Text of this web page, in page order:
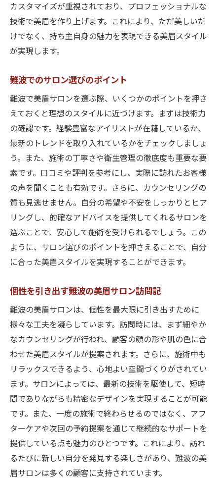
カスタマイズが重視されており、プロフェッショナルな
技術で美眉を作り上げます。これにより、ただ美しいだ
けでなく、持ち主自身の魅力を表現できる美眉スタイル
が実現します。
難波でのサロン選びのポイント
難波で美眉サロンを選ぶ際、いくつかのポイントを押さ
えておくと理想のスタイルに近づけます。まずは技術力
の確認です。経験豊富なアイリストが在籍しているか、
最新のトレンドを取り入れているかをチェックしましょ
う。また、施術の丁寧さや衛生管理の徹底度も重要な要
素です。口コミや評判を参考にし、実際に訪れたお客様
の声を聞くことも有効です。さらに、カウンセリングの
質も見逃せません。自分の希望や不安をしっかりとヒア
リングし、的確なアドバイスを提供してくれるサロンを
選ぶことで、安心して施術を受けられるでしょう。この
ように、サロン選びのポイントを押さえることで、自分
に合った美眉スタイルを実現することができます。
個性を引き出す難波の美眉サロン訪問記
難波の美眉サロンは、個性を最大限に引き出すために
様々な工夫を凝らしています。訪問時には、まず細やか
なカウンセリングが行われ、顧客の顔の形や肌の色に合
わせた美眉スタイルが提案されます。さらに、施術中も
リラックスできるよう、心地よい空間づくりがされてい
ます。サロンによっては、最新の技術を駆使して、短時
間でありながらも精密なデザインを実現することが可能
です。また、一度の施術で終わらせるのではなく、アフ
ターケアや次回の予約提案を通じて継続的なサポートを
提供している点も魅力のひとつです。これにより、訪れ
るたびに新しい自分を発見する楽しさがあり、難波の美
眉サロンは多くの顧客に支持されています。